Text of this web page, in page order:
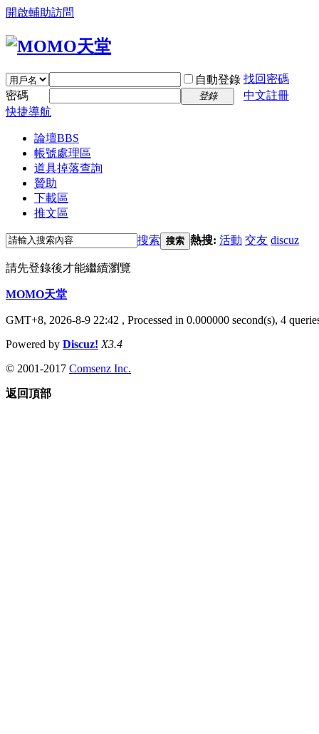
開啟輔助訪問
自動登錄 找回密碼
密碼
登錄
中文註冊
快捷導航
論壇BBS
帳號處理區
道具掉落查詢
贊助
下載區
推文區
搜索 搜索 熱搜: 活動 交友 discuz
請先登錄後才能繼續瀏覽
MOMO天堂
GMT+8, 2026-8-9 22:42 , Processed in 0.000000 second(s), 4
Powered by Discuz! X3.4
© 2001-2017 Comsenz Inc.
返回頂部